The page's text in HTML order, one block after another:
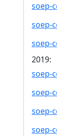
soep-
soep-
soep-
2019:
soep-
soep-
soep-
soep-